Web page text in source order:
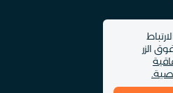
الزر